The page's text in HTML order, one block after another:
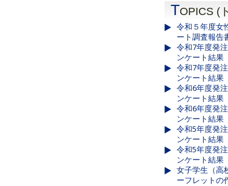
TOPICS (
令和５年度女
ート調査報告
令和7年度発
ンケート結果
令和7年度発
ンケート結果
令和6年度発
ンケート結果
令和6年度発
ンケート結果
令和5年度発
ンケート結果
令和5年度発
ンケート結果
女子学生（高
ーフレットの